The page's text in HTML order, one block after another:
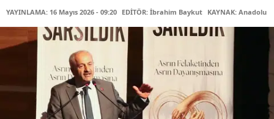
YAYINLAMA: 16 Mayıs 2026 - 09:20 EDİTÖR: İbrahim Baykut KAYNAK: Anadolu